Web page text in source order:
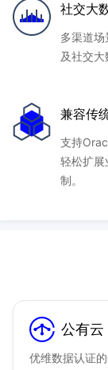
社交大
多渠道
及社交大
兼容传
支持
轻松扩展
制。
公有云
优维数据认证